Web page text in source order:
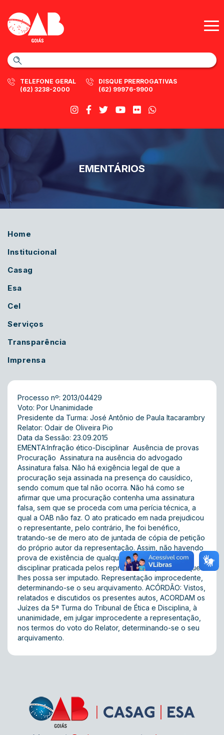
TELEFONE GERAL
(62) 3238-2000
DISQUE PRERROGATIVAS
(62) 99976-9900
EMENTÁRIOS
Home
Institucional
Casag
Esa
Cel
Serviços
Transparência
Imprensa
Processo nº: 2013/04429
Voto: Por Unanimidade
Presidente da Turma: José Antônio de Paula Itacarambry
Relator: Odair de Oliveira Pio
Data da Sessão: 23.09.2015
EMENTA:Infração ético-Disciplinar  Ausência de provas 
Procuração  Assinatura na ausência do advogado 
Assinatura falsa. Não há exigência legal de que a
procuração seja assinada na presença do causídico,
sendo comum que tal não ocorra. Não há como se
afirmar que uma procuração contenha uma assinatura
falsa, sem que se proceda com uma perícia técnica, a
qual a OAB não faz. O ato praticado em nada prejudicou
o representante, pelo contrário, lhe foi benéfico,
tratando-se de mero ato de juntada de cópia de petição
do próprio autor da representação. Assim, não havendo
prova de existência de qualquer infração ético-
disciplinar praticada pelos representados, nada há que
lhes possa ser imputado. Representação improcedente,
determinando-se o seu arquivamento. ACÓRDÃO: Vistos,
relatados e discutidos os presentes autos, ACORDAM os
Juízes da 5ª Turma do Tribunal de Ética e Disciplina, à
unanimidade, em julgar improcedente a representação,
nos termos do voto do Relator, determinando-se o seu
arquivamento.